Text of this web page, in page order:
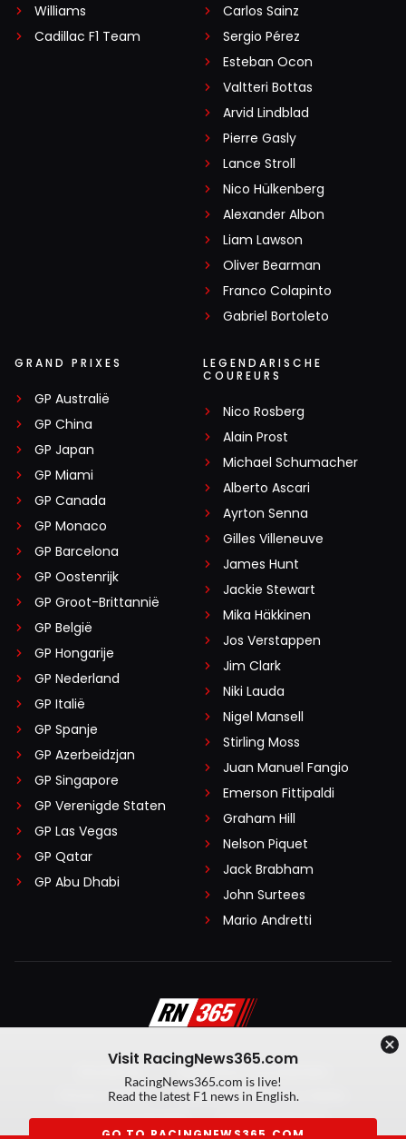
Williams
Cadillac F1 Team
Carlos Sainz
Sergio Pérez
Esteban Ocon
Valtteri Bottas
Arvid Lindblad
Pierre Gasly
Lance Stroll
Nico Hülkenberg
Alexander Albon
Liam Lawson
Oliver Bearman
Franco Colapinto
Gabriel Bortoleto
GRAND PRIXES
GP Australië
GP China
GP Japan
GP Miami
GP Canada
GP Monaco
GP Barcelona
GP Oostenrijk
GP Groot-Brittannië
GP België
GP Hongarije
GP Nederland
GP Italië
GP Spanje
GP Azerbeidzjan
GP Singapore
GP Verenigde Staten
GP Las Vegas
GP Qatar
GP Abu Dhabi
LEGENDARISCHE
COUREURS
Nico Rosberg
Alain Prost
Michael Schumacher
Alberto Ascari
Ayrton Senna
Gilles Villeneuve
James Hunt
Jackie Stewart
Mika Häkkinen
Jos Verstappen
Jim Clark
Niki Lauda
Nigel Mansell
Stirling Moss
Juan Manuel Fangio
Emerson Fittipaldi
Graham Hill
Nelson Piquet
Jack Brabham
John Surtees
Mario Andretti
Algemene voorwaarden
Privacy Policy
Created by On Your Marks
Privacy manager
Kansspeluitingen
Visit RacingNews365.com
RacingNews365.com is live!
Read the latest F1 news in English.
GO TO RACINGNEWS365.COM